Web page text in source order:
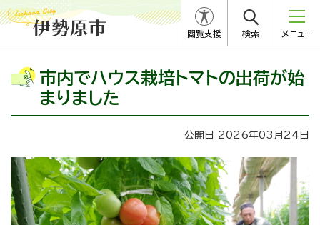
閲覧支援 検索 メニュー
市内でハウス栽培トマトの出荷が始
まりました
公開日 2026年03月24日